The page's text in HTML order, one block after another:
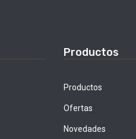
Productos
Productos
Ofertas
Novedades